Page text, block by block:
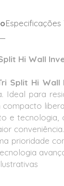
Especificações
Hi Wall
Split Hi Wall
Ideal para
compacto
e tecnologia,
prioridade